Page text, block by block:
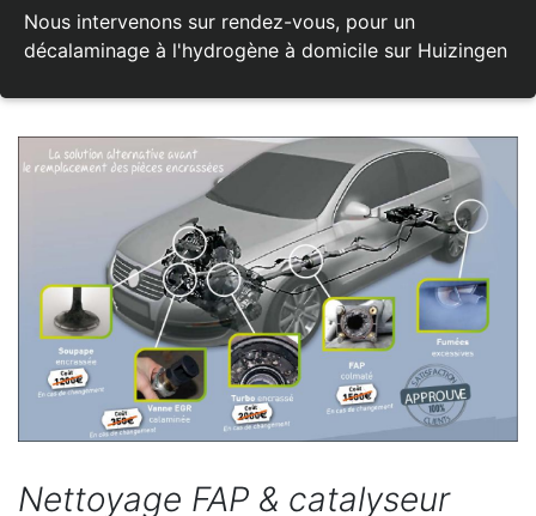
Nous intervenons sur rendez-vous, pour un
décalaminage à l'hydrogène à domicile sur Huizingen
Nettoyage FAP & catalyseur